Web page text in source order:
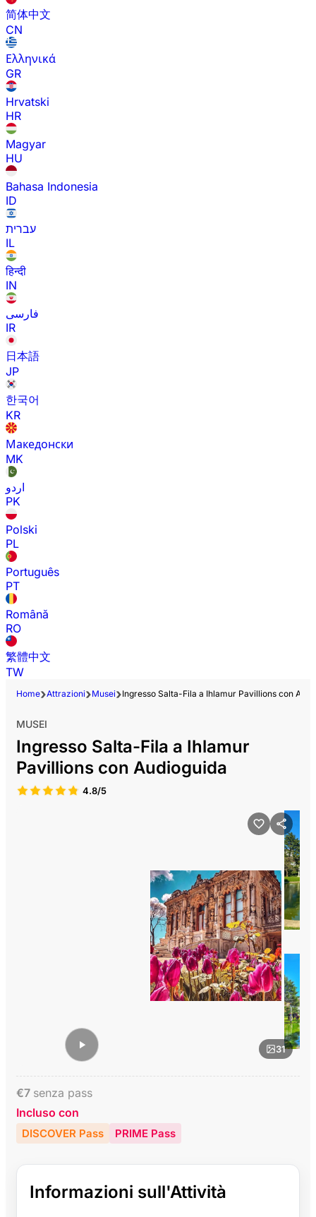
简体中文
CN
Ελληνικά
GR
Hrvatski
HR
Magyar
HU
Bahasa Indonesia
ID
עברית
IL
हिन्दी
IN
فارسی
IR
日本語
JP
한국어
KR
Македонски
MK
اردو
PK
Polski
PL
Português
PT
Română
RO
繁體中文
TW
Home Attrazioni Musei Ingresso Salta-Fila a Ihlamur Pavillions con
31
MUSEI
Ingresso Salta-Fila a Ihlamur
Pavillions con Audioguida
4.8/5
€7 senza pass
Incluso con
DISCOVER Pass PRIME Pass
Informazioni sull'Attività